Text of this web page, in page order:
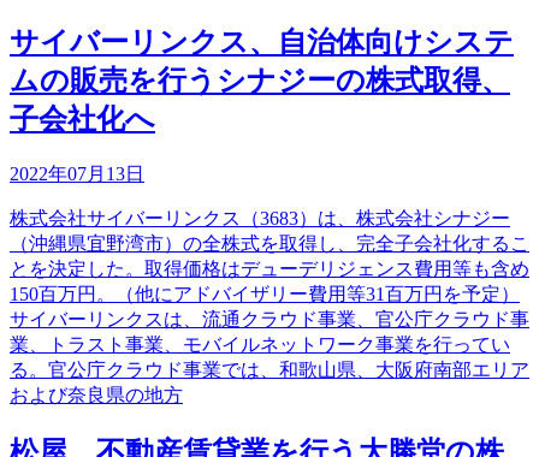
サイバーリンクス、自治体向けシステ
ムの販売を行うシナジーの株式取得、
子会社化へ
2022年07月13日
株式会社サイバーリンクス（3683）は、株式会社シナジー
（沖縄県宜野湾市）の全株式を取得し、完全子会社化するこ
とを決定した。取得価格はデューデリジェンス費用等も含め
150百万円。（他にアドバイザリー費用等31百万円を予定）
サイバーリンクスは、流通クラウド事業、官公庁クラウド事
業、トラスト事業、モバイルネットワーク事業を行ってい
る。官公庁クラウド事業では、和歌山県、大阪府南部エリア
および奈良県の地方